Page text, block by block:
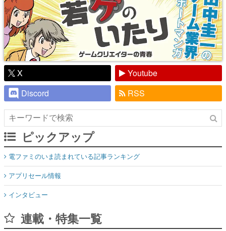
X
Youtube
Discord
RSS
ピックアップ
電ファミのいま読まれている記事ランキング
アプリセール情報
インタビュー
連載・特集一覧